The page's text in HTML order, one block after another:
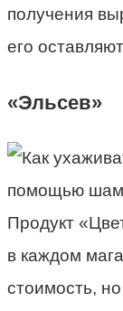
получения
его
«Эльсев»
Продукт
в каждом
стоимость,